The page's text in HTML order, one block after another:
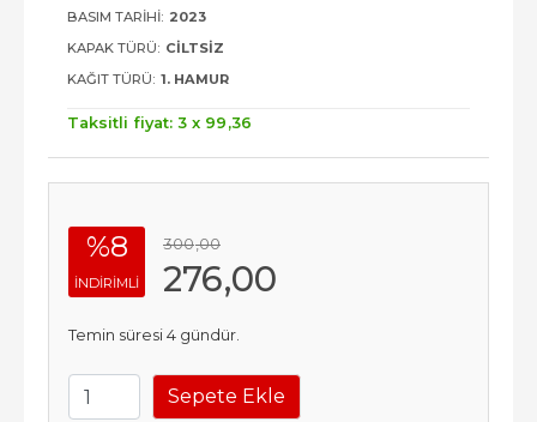
BASIM TARIHI: 2023
KAPAK TÜRÜ: CILTSIZ
KAĞIT TÜRÜ: 1. HAMUR
Taksitli fiyat: 3 x 99 ,36
%8
INDIRIMLI
300,00
276,00
Temin süresi 4 gündür.
Sepete Ekle